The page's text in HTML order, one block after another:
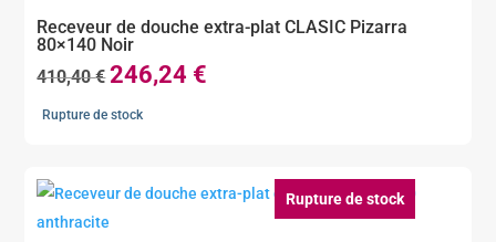
Receveur de douche extra-plat CLASIC Pizarra
80×140 Noir
410,40€Le
prix
410,40 €.
246,24 €
246,24 €.
Rupture de stock
Rupture de stock